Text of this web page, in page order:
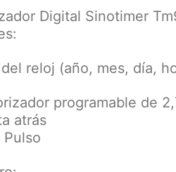
Digital Sinotimer
reloj (año, mes, día,
programable de
atrás